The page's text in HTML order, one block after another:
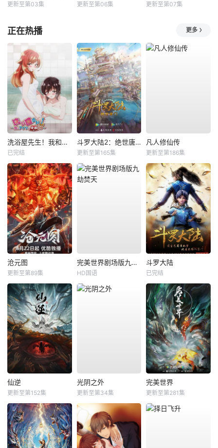
更新至第03集 更新至第06集 更新至第07集
正在热播 更多
洗浴屋先生！我和那家伙在女浴池！？
已完结
斗罗大陆2：绝世唐门
更新至第165集
凡人修仙传
更新至第186集
沧元图
更新至第89集
完美世界剧场版九劫焚天
HD国语
斗罗大陆
已完结
仙逆
更新至第152集
光阴之外
更新至第34集
完美世界
更新至第281集